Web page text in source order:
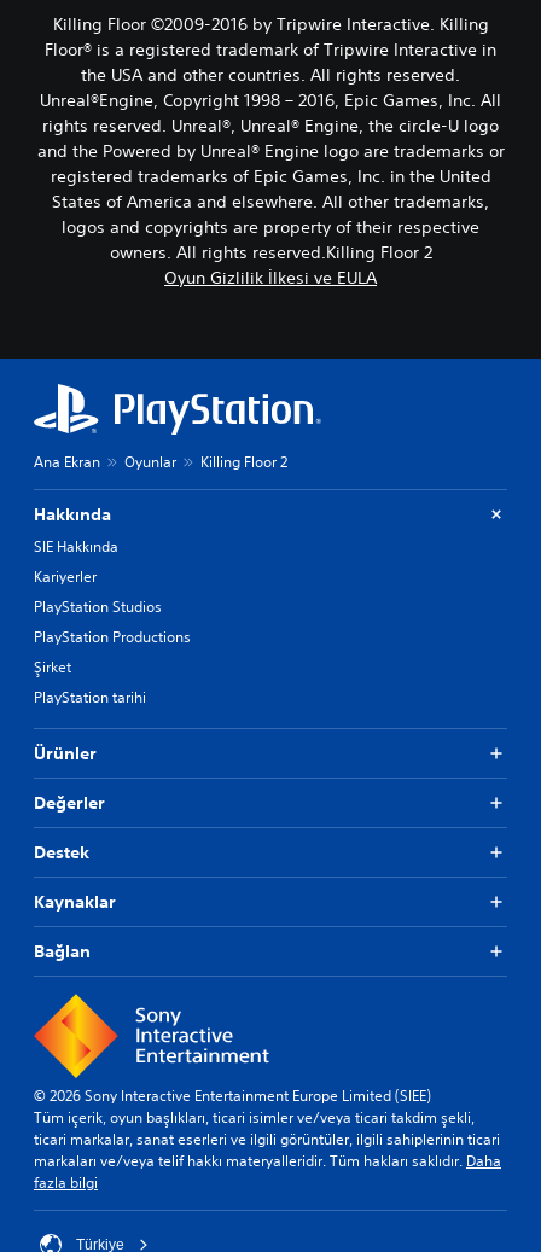
Killing Floor ©2009-2016 by Tripwire Interactive. Killing
Floor® is a registered trademark of Tripwire Interactive in
the USA and other countries. All rights reserved.
Unreal®Engine, Copyright 1998 – 2016, Epic Games, Inc. All
rights reserved. Unreal®, Unreal® Engine, the circle-U logo
and the Powered by Unreal® Engine logo are trade­marks or
registered trademarks of Epic Games, Inc. in the United
States of America and elsewhere. All other trademarks,
logos and copyrights are property of their respective
owners. All rights reserved.Killing Floor 2
Oyun Gizlilik İlkesi ve EULA
Ana Ekran Oyunlar Killing Floor 2
Hakkında
SIE Hakkında
Kariyerler
PlayStation Studios
PlayStation Productions
Şirket
PlayStation tarihi
Ürünler
Değerler
Destek
Kaynaklar
Bağlan
© 2026 Sony Interactive Entertainment Europe Limited (SIEE)
Tüm içerik, oyun başlıkları, ticari isimler ve/veya ticari takdim şekli,
ticari markalar, sanat eserleri ve ilgili görüntüler, ilgili sahiplerinin ticari
markaları ve/veya telif hakkı materyalleridir. Tüm hakları saklıdır. Daha
fazla bilgi
Türkiye